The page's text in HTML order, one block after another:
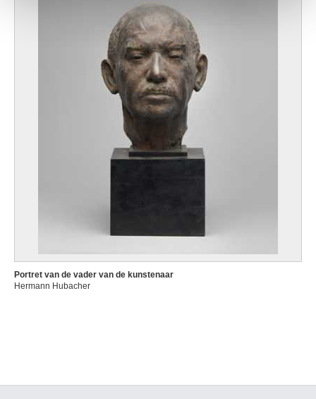
Portret van de vader van de kunstenaar
Hermann Hubacher